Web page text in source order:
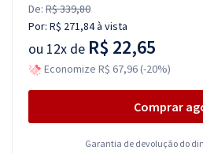
De: R$ 339,80
Por: R$ 271,84à vista
ou 12x de R$ 22,65
Economize R$ 67,96 (-20%)
Comprar
Garantia de devolução do